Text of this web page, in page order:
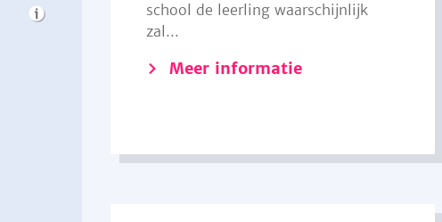
school de leerling waarschijnlijk
zal...
Meer informatie